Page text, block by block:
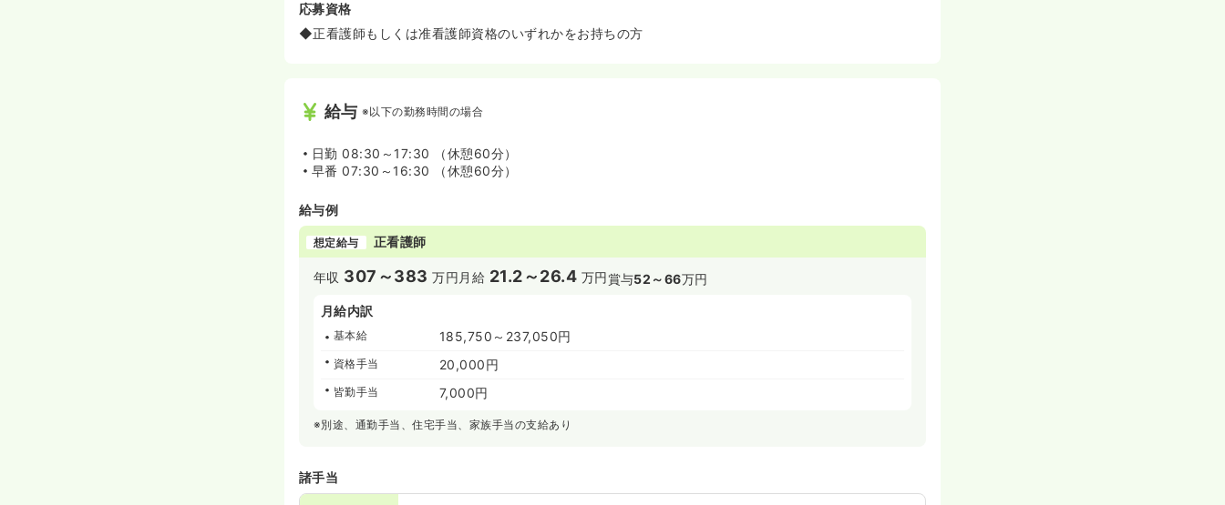
応募資格
◆正看護師もしくは准看護師資格のいずれかをお持ちの方
給与 ※以下の勤務時間の場合
日勤 08:30～17:30 （休憩60分）
早番 07:30～16:30 （休憩60分）
給与例
想定給与 正看護師
年収 307～383 万円 月給 21.2～26.4 万円賞与52～66万円
月給内訳
基本給 185,750～237,050円
資格手当 20,000円
皆勤手当 7,000円
※別途、通勤手当、住宅手当、家族手当の支給あり
諸手当